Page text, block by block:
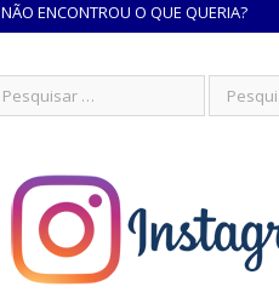
NÃO ENCONTROU O QUE QUERIA?